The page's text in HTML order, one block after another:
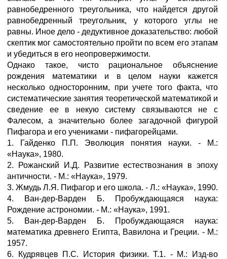
равнобедренного треугольника, что найдется другой
равнобедренный треугольник, у которого углы не
равны. Иное дело - дедуктивное доказательство: любой
скептик мог самостоятельно пройти по всем его этапам
и убедиться в его неопровержимости.
Однако такое, чисто рациональное объяснение
рождения математики и в целом науки кажется
несколько односторонним, при учете того факта, что
систематические занятия теоретической математикой и
сведение ее в некую систему связываются не с
Фалесом, а значительно более загадочной фигурой
Пифагора и его учениками - пифагорейцами.
1. Гайденко П.П. Эволюция понятия науки. - М.:
«Наука», 1980.
2. Рожанский И.Д. Развитие естествознания в эпоху
античности. - М.: «Наука», 1979.
3. Жмудь Л.Я. Пифагор и его школа. - Л.: «Наука», 1990.
4. Ван-дер-Варден Б. Пробуждающаяся наука:
Рождение астрономии. - М.: «Наука», 1991.
5. Ван-дер-Варден Б. Пробуждающаяся наука:
математика древнего Египта, Вавилона и Греции. - М.:
1957.
6. Кудрявцев П.С. История физики. Т.1. - М.: Изд-во